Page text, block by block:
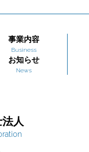
人
事業内容
Business
お知らせ
News